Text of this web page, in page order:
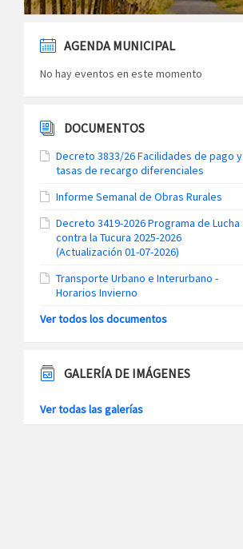
AGENDA MUNICIPAL
No hay eventos en este momento
DOCUMENTOS
Decreto 3833/26 Facilidades de pago y
tasas de recargo diferenciales
Informe Semanal de Obras Rurales
Decreto 3419-2026 Programa de Lucha
contra la Tucura 2025-2026
(Actualización 01-07-2026)
Transporte Urbano e Interurbano -
Horarios Invierno
Ver todos los documentos
GALERÍA DE IMÁGENES
Ver todas las galerías